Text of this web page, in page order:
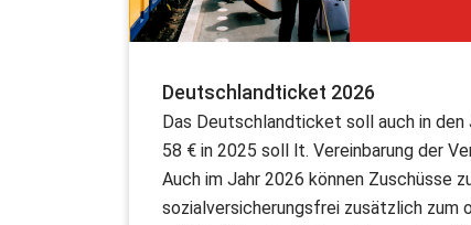
Deutschlandticket 2026
Das Deutschlandticket soll auch in
58 € in 2025 soll lt. Vereinbarung der
Auch im Jahr 2026 können Zuschüsse
sozialversicherungsfrei zusätzlich zum